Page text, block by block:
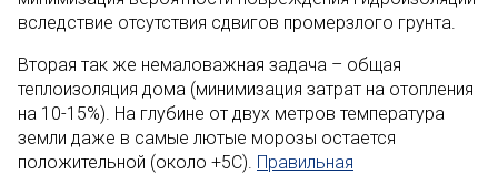
вследствие отсутствия сдвигов промерзлого грунта.
Вторая так же немаловажная задача – общая
теплоизоляция дома (минимизация затрат на отопления
на 10-15%). На глубине от двух метров температура
земли даже в самые лютые морозы остается
положительной (около +5С). Правильная